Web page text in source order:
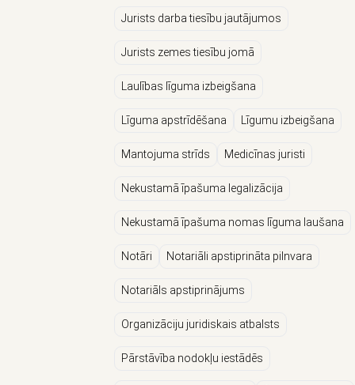
Jurists darba tiesību jautājumos
Jurists zemes tiesību jomā
Laulības līguma izbeigšana
Līguma apstrīdēšana Līgumu izbeigšana
Mantojuma strīds Medicīnas juristi
Nekustamā īpašuma legalizācija
Nekustamā īpašuma nomas līguma laušana
Notāri Notariāli apstiprināta pilnvara
Notariāls apstiprinājums
Organizāciju juridiskais atbalsts
Pārstāvība nodokļu iestādēs